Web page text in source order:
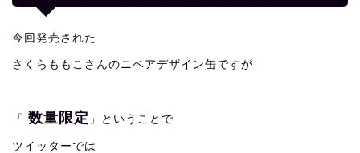
今回発売された
さくらももこさんのニベアデザイン缶ですが
「 数量限定 」ということで
ツイッターでは